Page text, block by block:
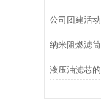
公司团建活动